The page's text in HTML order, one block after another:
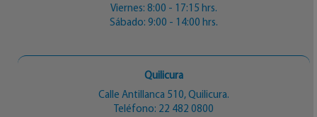
Viernes: 8:00 - 17:15 hrs.
Sábado: 9:00 - 14:00 hrs.
Quilicura
Calle Antillanca 510, Quilicura.
Teléfono: 22 482 0800